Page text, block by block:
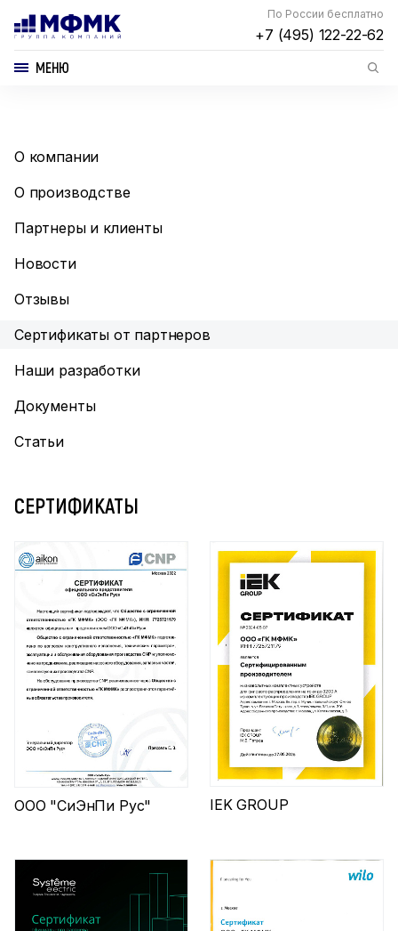
По России бесплатно
+7 (495) 122-22-62
МЕНЮ
О компании
О производстве
Партнеры и клиенты
Новости
Отзывы
Сертификаты от партнеров
Наши разработки
Документы
Статьи
СЕРТИФИКАТЫ
ООО "СиЭнПи Рус" IEK GROUP